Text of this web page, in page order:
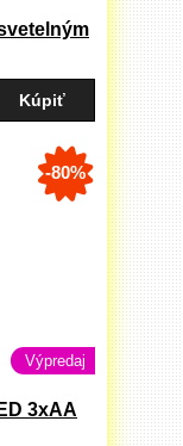
Výpredaj
3xAA
-80%